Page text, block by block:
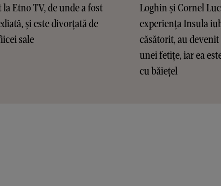
Etno TV, de unde a fost
și este divorțată de
sale
Loghin și Cornel
experiența Insula
căsătorit, au
unei fetițe, iar ea
cu băiețel